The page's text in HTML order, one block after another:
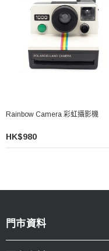
Rainbow Camera 彩虹攝影機
HK$980
門市資料